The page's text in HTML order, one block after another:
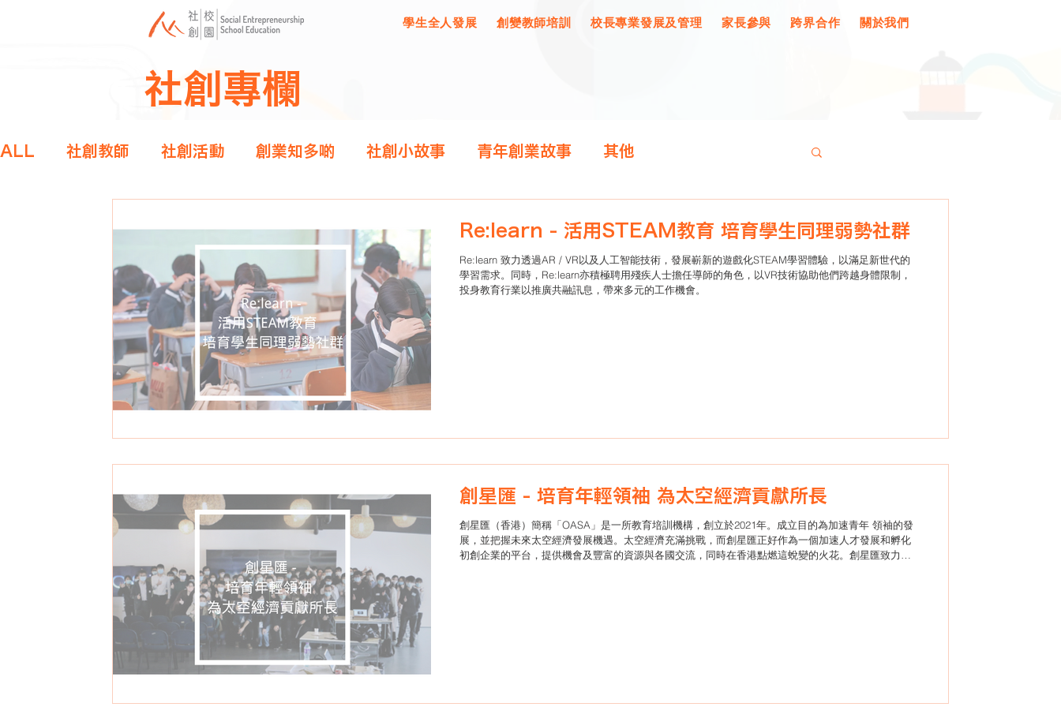
學生全人發展 創變教師培訓 校長專業發展及管理 家長參與 跨界合作 關於我們
社創專欄
ALL 社創教師 社創活動 創業知多啲 社創小故事 青年創業故事 其他
Re:learn - 活用STEAM教育 培育學生同理弱勢社群
Re:learn 致力透過AR / VR以及人工智能技術，發展嶄新的遊戲化STEAM學習體驗，以滿足新世代的
學習需求。同時，Re:learn亦積極聘用殘疾人士擔任導師的角色，以VR技術協助他們跨越身體限制，
投身教育行業以推廣共融訊息，帶來多元的工作機會。
創星匯 - 培育年輕領袖 為太空經濟貢獻所長
​​創星匯（香港）簡稱「OASA」是一所教育培訓機構，創立於2021年。成立目的為加速青年 領袖的發
展，並把握未來太空經濟發展機遇。太空經濟充滿挑戰，而創星匯正好作為一個加速人才發展和孵化
初創企業的平台，提供機會及豐富的資源與各國交流，同時在香港點燃這蛻變的火花。創星匯致力建